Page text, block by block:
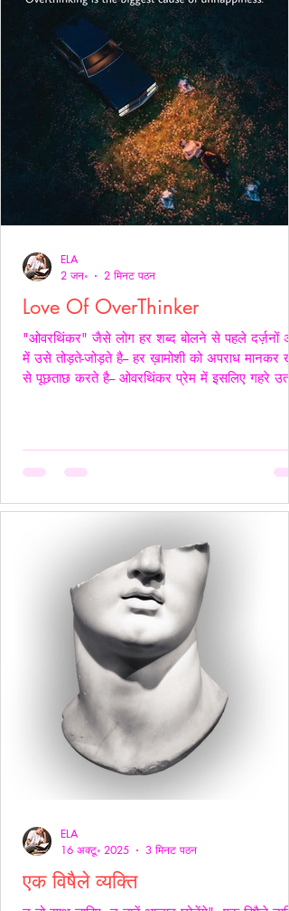
Love Of OverThinker
"ओवरथिंकर" जैसे लोग हर शब्द बोलने से पहले दर्ज़नों
में उसे तोड़ते-जोड़ते है-- हर ख़ामोशी को अपराध मानकर
से पूछताछ करते है-- ओवरथिंकर प्रेम में इसलिए गहरे
अपने प्रश्न सब चुपचाप स्थगित कर देते है-- ओवरथिंकर
ELA
2 जन॰
2 मिनट पठन
एक विषैले व्यक्ति
ELA
16 अक्टू॰ 2025
3 मिनट पठन